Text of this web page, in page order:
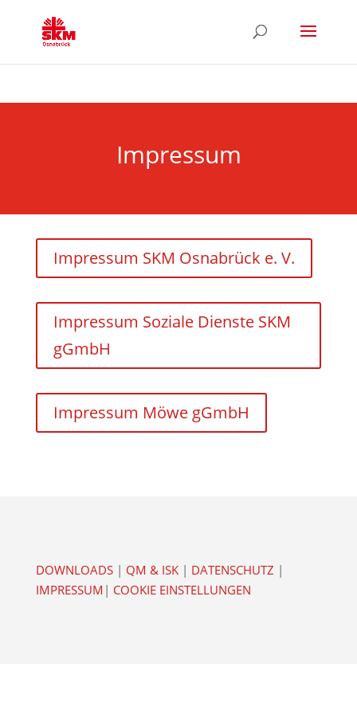
Impressum
Impressum SKM Osnabrück e. V.
Impressum Soziale Dienste SKM
gGmbH
Impressum Möwe gGmbH
DOWNLOADS| QM & ISK| DATENSCHUTZ |
IMPRESSUM | COOKIE EINSTELLUNGEN